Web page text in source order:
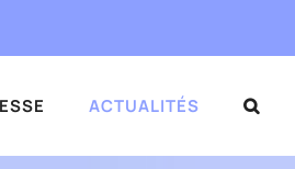
ACTUALITÉS